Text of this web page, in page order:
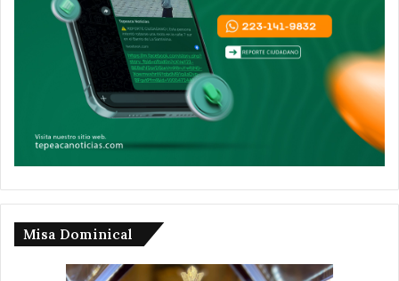
Misa Dominical